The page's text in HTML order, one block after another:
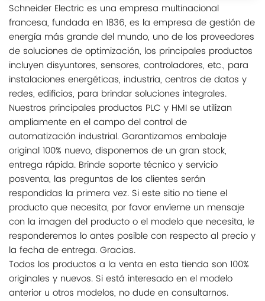
Schneider Electric es una empresa multinacional
francesa, fundada en 1836, es la empresa de gestión de
energía más grande del mundo, uno de los proveedores
de soluciones de optimización, los principales productos
incluyen disyuntores, sensores, controladores, etc., para
instalaciones energéticas, industria, centros de datos y
redes, edificios, para brindar soluciones integrales.
Nuestros principales productos PLC y HMI se utilizan
ampliamente en el campo del control de
automatización industrial. Garantizamos embalaje
original 100% nuevo, disponemos de un gran stock,
entrega rápida. Brinde soporte técnico y servicio
posventa, las preguntas de los clientes serán
respondidas la primera vez. Si este sitio no tiene el
producto que necesita, por favor envíeme un mensaje
con la imagen del producto o el modelo que necesita, le
responderemos lo antes posible con respecto al precio y
la fecha de entrega. Gracias.
Todos los productos a la venta en esta tienda son 100%
originales y nuevos. Si está interesado en el modelo
anterior u otros modelos, no dude en consultarnos.